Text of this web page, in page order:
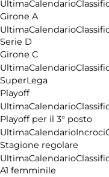
UltimaCalendario
Girone A
UltimaCalendario
Serie D
Girone C
UltimaCalendario
SuperLega
Playoff
UltimaCalendario
Playoff per il 3° posto
UltimaCalendarioIncroci
Stagione regolare
UltimaCalendario
A1 femminile